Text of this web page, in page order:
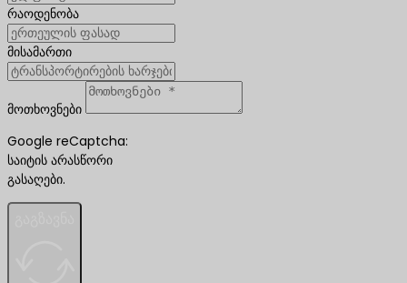
რაოდენობა
მისამართი
მოთხოვნები
Google reCaptcha:
საიტის არასწორი
გასაღები.